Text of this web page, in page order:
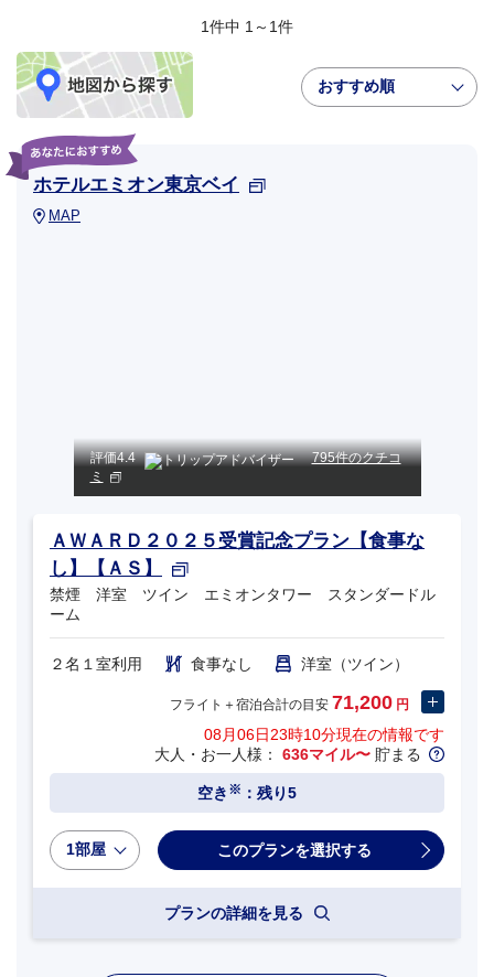
1件中 1～1件
おすすめ順
ホテルエミオン東京ベイ
MAP
評価4.4
795件のクチコ
ミ
ＡＷＡＲＤ２０２５受賞記念プラン【食事な
し】【ＡＳ】
禁煙 洋室 ツイン エミオンタワー スタンダードル
ーム
２名１室利用 食事なし 洋室（ツイン）
フライト＋宿泊合計の目安 71,200 円
08月06日23時10分現在の情報です
大人・お一人様： 636マイル〜 貯まる
空き ※ ：残り5
1部屋
プランの詳細を見る